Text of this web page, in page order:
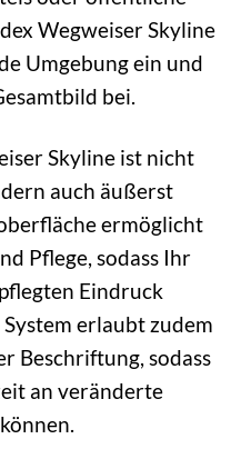
Wegweiser Skyline
Umgebung ein und
bei.
Skyline ist nicht
auch äußerst
ermöglicht
Pflege, sodass Ihr
Eindruck
erlaubt zudem
Beschriftung, sodass
an veränderte